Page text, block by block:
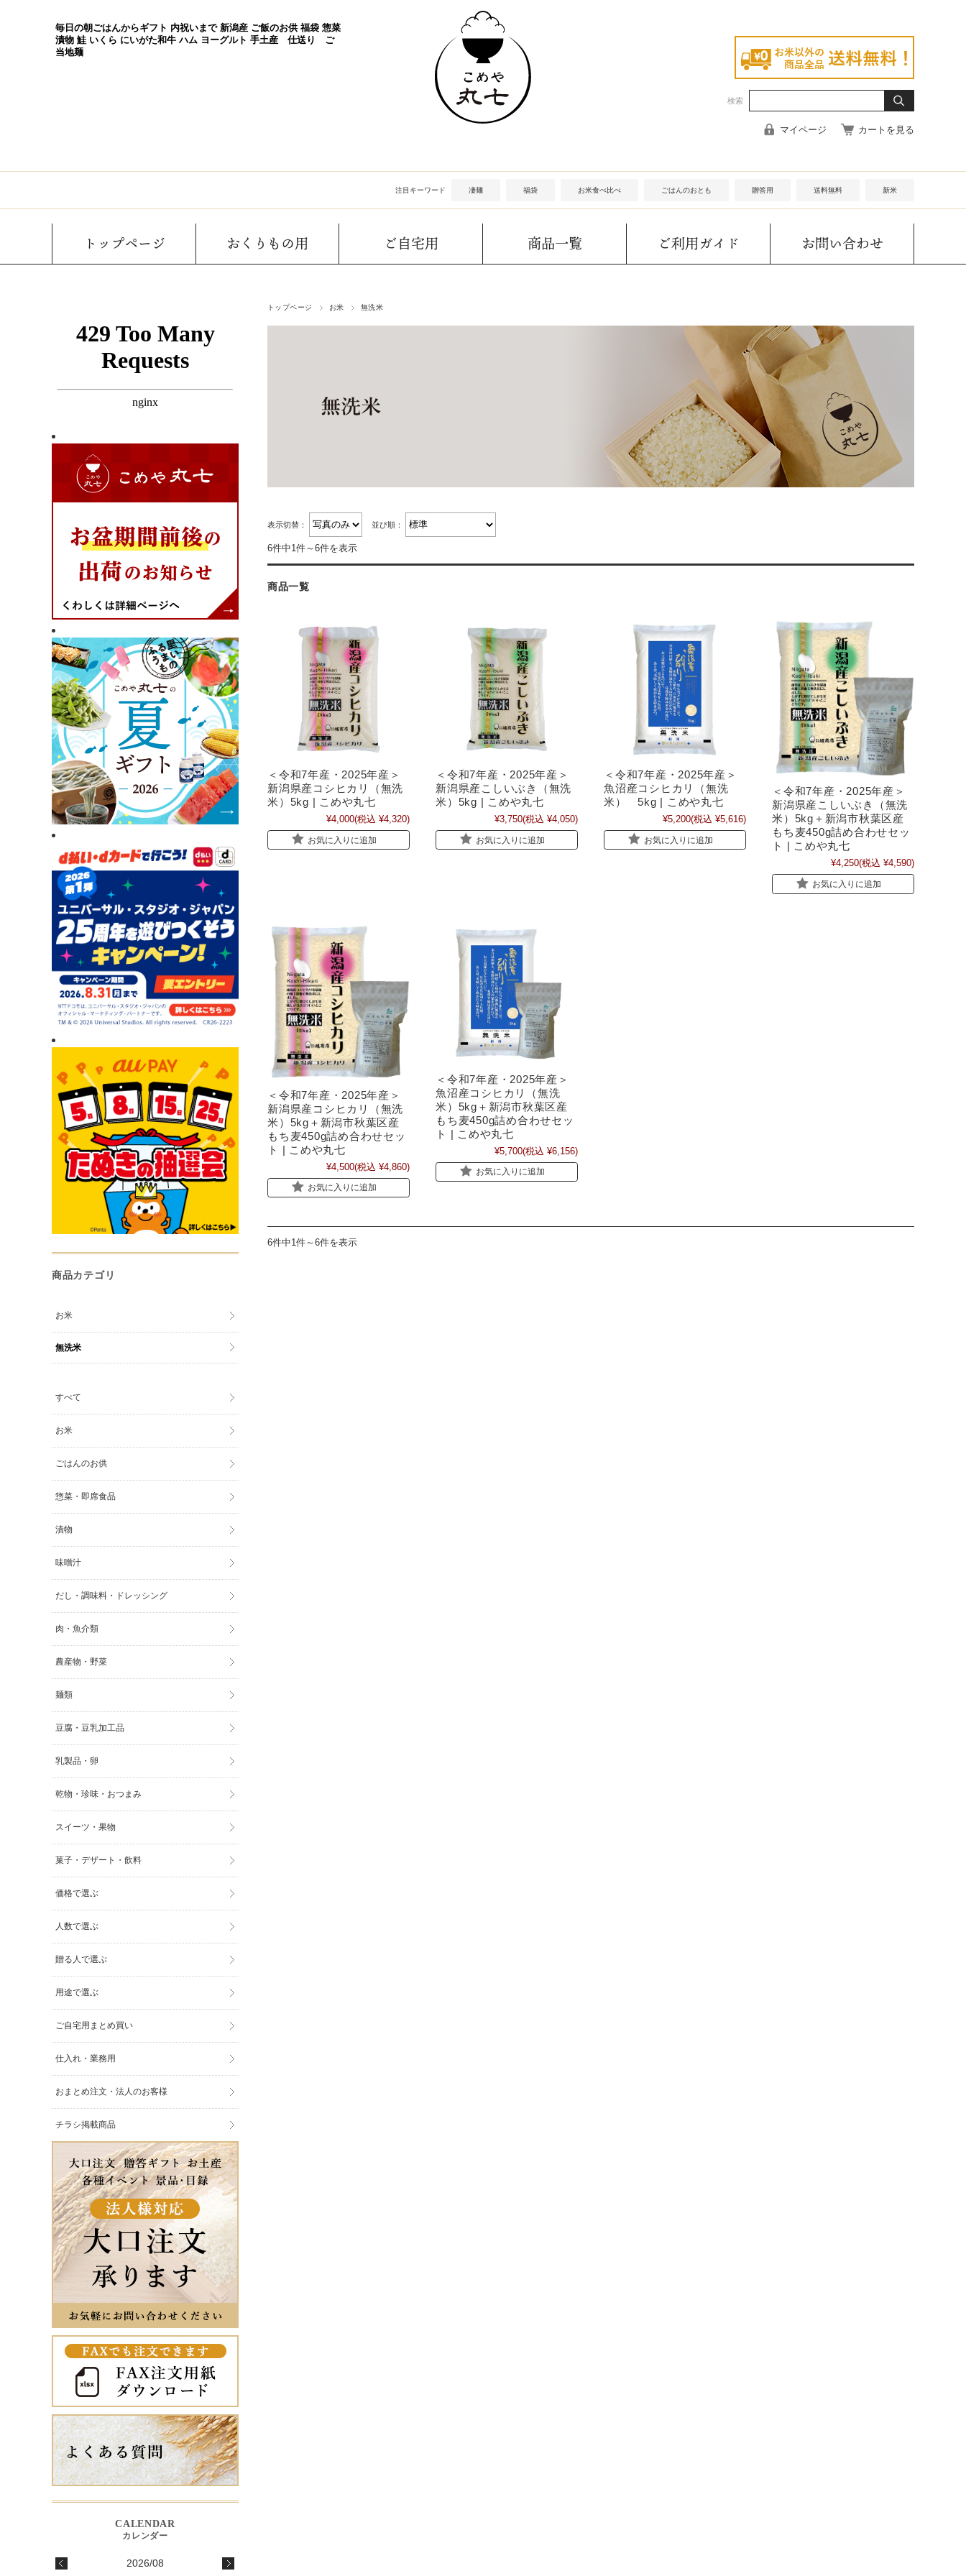
毎日の朝ごはんからギフト 内祝いまで 新潟産 ご飯のお供 福袋 惣菜
漬物 鮭 いくら にいがた和牛 ハム ヨーグルト 手土産 仕送り ご
当地麺
検索
マイページ カートを見る
注目キーワード 凄麺 福袋 お米食べ比べ ごはんのおとも 贈答用 送料無料 新米
トップページ おくりもの用 ご自宅用 商品一覧 ご利用ガイド お問い合わせ
トップページ お米 無洗米
表示切替： 並び順：
6件中1件～6件を表示
商品一覧
＜令和7年産・2025年産＞
新潟県産コシヒカリ（無洗
米）5kg | こめや丸七
¥4,000(税込 ¥4,320)
お気に入りに追加
＜令和7年産・2025年産＞
新潟県産こしいぶき（無洗
米）5kg | こめや丸七
¥3,750(税込 ¥4,050)
お気に入りに追加
＜令和7年産・2025年産＞
魚沼産コシヒカリ（無洗
米） 5kg | こめや丸七
¥5,200(税込 ¥5,616)
お気に入りに追加
＜令和7年産・2025年産＞
新潟県産こしいぶき（無洗
米）5kg＋新潟市秋葉区産
もち麦450g詰め合わせセッ
ト | こめや丸七
¥4,250(税込 ¥4,590)
お気に入りに追加
＜令和7年産・2025年産＞
新潟県産コシヒカリ（無洗
米）5kg＋新潟市秋葉区産
もち麦450g詰め合わせセッ
ト | こめや丸七
¥4,500(税込 ¥4,860)
お気に入りに追加
＜令和7年産・2025年産＞
魚沼産コシヒカリ（無洗
米）5kg＋新潟市秋葉区産
もち麦450g詰め合わせセッ
ト | こめや丸七
¥5,700(税込 ¥6,156)
お気に入りに追加
6件中1件～6件を表示
商品カテゴリ
お米
無洗米
すべて
お米
ごはんのお供
惣菜・即席食品
漬物
味噌汁
だし・調味料・ドレッシング
肉・魚介類
農産物・野菜
麺類
豆腐・豆乳加工品
乳製品・卵
乾物・珍味・おつまみ
スイーツ・果物
菓子・デザート・飲料
価格で選ぶ
人数で選ぶ
贈る人で選ぶ
用途で選ぶ
ご自宅用まとめ買い
仕入れ・業務用
おまとめ注文・法人のお客様
チラシ掲載商品
2026/08